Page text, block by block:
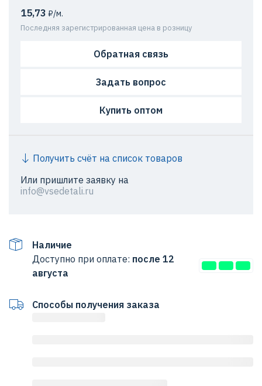
15,73 ₽/м.
Последняя зарегистрированная цена в розницу
Обратная связь
Задать вопрос
Купить оптом
Получить счёт на список товаров
Или пришлите заявку на
info@vsedetali.ru
Наличие
Доступно при оплате: после 12
августа
Способы получения заказа